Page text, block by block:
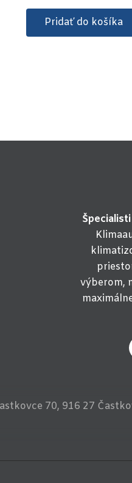
z 5
Pridať do košíka
výberom,
70, 916 27